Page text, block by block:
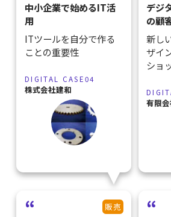
中小企業で始めるIT活
用
ITツールを自分で作る
ことの重要性
DIGITAL CASE04
株式会社建和
デジ
の顧
新し
ザイ
ショ
有限
販売